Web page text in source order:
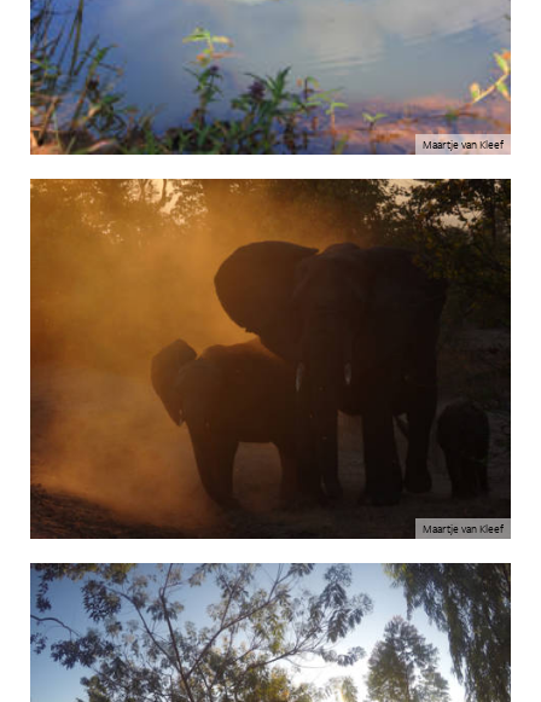
Maartje van Kleef
Maartje van Kleef